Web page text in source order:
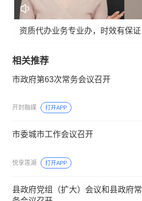
资质代办业务专业办，时效有保证
相关推荐
市政府第63次常务会议召开
开封融媒 打开APP
市委城市工作会议召开
悦享莲湖 打开APP
县政府党组（扩大）会议和县政府常